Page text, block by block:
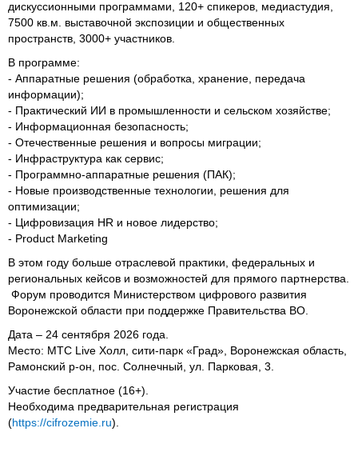
дискуссионными программами, 120+ спикеров, медиастудия,
7500 кв.м. выставочной экспозиции и общественных
пространств, 3000+ участников.
В программе:
- Аппаратные решения (обработка, хранение, передача
информации);
- Практический ИИ в промышленности и сельском хозяйстве;
- Информационная безопасность;
- Отечественные решения и вопросы миграции;
- Инфраструктура как сервис;
- Программно-аппаратные решения (ПАК);
- Новые производственные технологии, решения для
оптимизации;
- Цифровизация HR и новое лидерство;
- Product Marketing
В этом году больше отраслевой практики, федеральных и
региональных кейсов и возможностей для прямого партнерства.
Форум проводится Министерством цифрового развития
Воронежской области при поддержке Правительства ВО.
Дата – 24 сентября 2026 года.
Место: МТС Live Холл, сити-парк «Град», Воронежская область,
Рамонский р-он, пос. Солнечный, ул. Парковая, 3.
Участие бесплатное (16+).
Необходима предварительная регистрация
(https://cifrozemie.ru).